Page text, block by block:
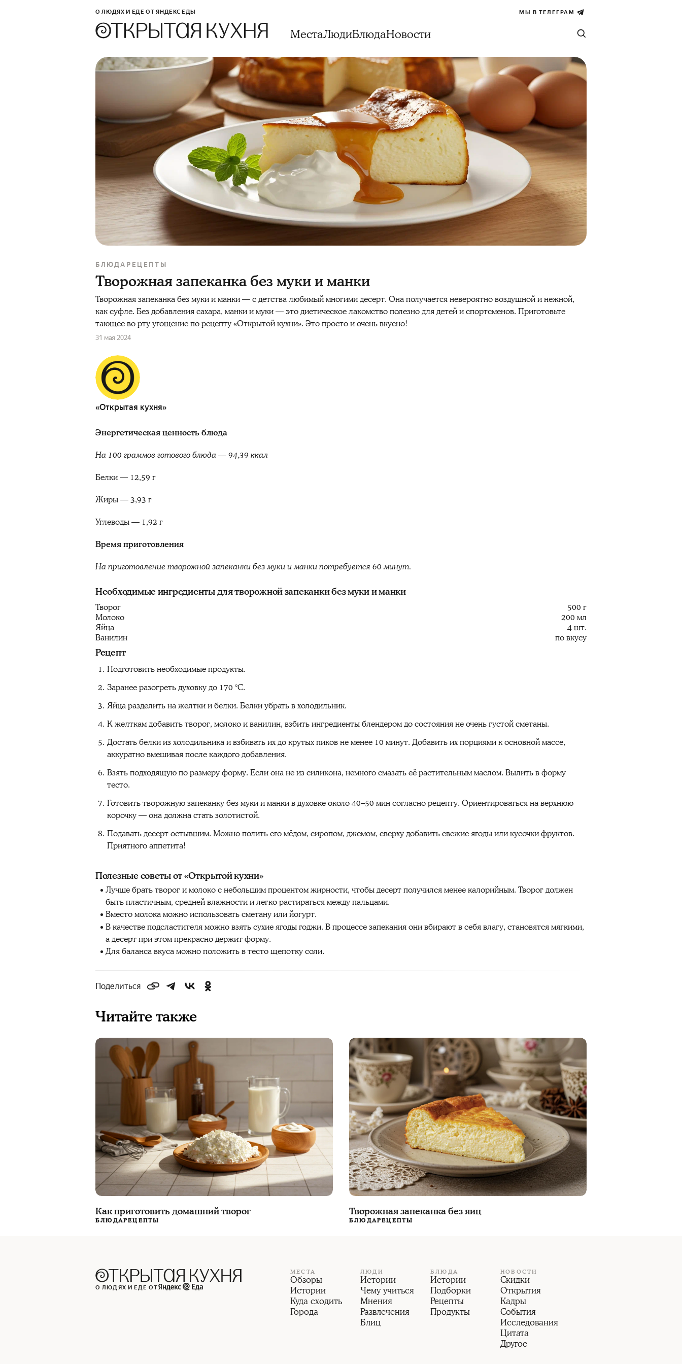
О ЛЮДЯХ И ЕДЕ ОТ ЯНДЕКС ЕДЫ МЫ В ТЕЛЕГРАМ
МестаЛюдиБлюдаНовости
БЛЮДА РЕЦЕПТЫ
Творожная запеканка без муки и манки
Творожная запеканка без муки и манки — с детства любимый многими десерт. Она получается невероятно воздушной и нежной,
как суфле. Без добавления сахара, манки и муки — это диетическое лакомство полезно для детей и спортсменов. Приготовьте
тающее во рту угощение по рецепту «Открытой кухни». Это просто и очень вкусно!
31 мая 2024
«Открытая кухня»
Энергетическая ценность блюда
На 100 граммов готового блюда — 94,39 ккал
Белки — 12,59 г
Жиры — 3,93 г
Углеводы — 1,92 г
Время приготовления
На приготовление творожной запеканки без муки и манки потребуется 60 минут.
Необходимые ингредиенты для творожной запеканки без муки и манки
Творог
500 г
Молоко
200 мл
Яйца
4 шт.
Ванилин
по вкусу
Рецепт
Подготовить необходимые продукты.
Заранее разогреть духовку до 170 °C.
Яйца разделить на желтки и белки. Белки убрать в холодильник.
К желткам добавить творог, молоко и ванилин, взбить ингредиенты блендером до состояния не очень густой сметаны.
Достать белки из холодильника и взбивать их до крутых пиков не менее 10 минут. Добавить их порциями к основной массе,
аккуратно вмешивая после каждого добавления.
Взять подходящую по размеру форму. Если она не из силикона, немного смазать её растительным маслом. Вылить в форму
тесто.
Готовить творожную запеканку без муки и манки в духовке около 40–50 мин согласно рецепту. Ориентироваться на верхнюю
корочку — она должна стать золотистой.
Подавать десерт остывшим. Можно полить его мёдом, сиропом, джемом, сверху добавить свежие ягоды или кусочки фруктов.
Приятного аппетита!
Полезные советы от «Открытой кухни»
Лучше брать творог и молоко с небольшим процентом жирности, чтобы десерт получился менее калорийным. Творог должен
быть пластичным, средней влажности и легко растираться между пальцами.
Вместо молока можно использовать сметану или йогурт.
В качестве подсластителя можно взять сухие ягоды годжи. В процессе запекания они вбирают в себя влагу, становятся мягкими,
а десерт при этом прекрасно держит форму.
Для баланса вкуса можно положить в тесто щепотку соли.
Поделиться
Читайте также
Как приготовить домашний творог
БЛЮДАРЕЦЕПТЫ
Творожная запеканка без яиц
БЛЮДАРЕЦЕПТЫ
О ЛЮДЯХ И ЕДЕ ОТ
МЕСТА
Обзоры
Истории
Куда сходить
Города
ЛЮДИ
Истории
Чему учиться
Мнения
Развлечения
Блиц
БЛЮДА
Истории
Подборки
Рецепты
Продукты
НОВОСТИ
Скидки
Открытия
Кадры
События
Исследования
Цитата
Другое